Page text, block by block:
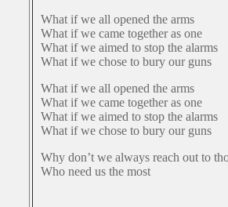
What if we all opened the arms
What if we came together as one
What if we aimed to stop the alarms
What if we chose to bury our guns
What if we all opened the arms
What if we came together as one
What if we aimed to stop the alarms
What if we chose to bury our guns
Why don’t we always reach out to
Who need us the most